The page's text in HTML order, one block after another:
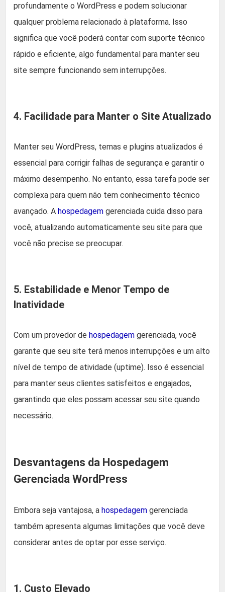
profundamente o WordPress e podem solucionar
qualquer problema relacionado à plataforma. Isso
significa que você poderá contar com suporte técnico
rápido e eficiente, algo fundamental para manter seu
site sempre funcionando sem interrupções.
4. Facilidade para Manter o Site Atualizado
Manter seu WordPress, temas e plugins atualizados é
essencial para corrigir falhas de segurança e garantir o
máximo desempenho. No entanto, essa tarefa pode ser
complexa para quem não tem conhecimento técnico
avançado. A hospedagem gerenciada cuida disso para
você, atualizando automaticamente seu site para que
você não precise se preocupar.
5. Estabilidade e Menor Tempo de
Inatividade
Com um provedor de hospedagem gerenciada, você
garante que seu site terá menos interrupções e um alto
nível de tempo de atividade (uptime). Isso é essencial
para manter seus clientes satisfeitos e engajados,
garantindo que eles possam acessar seu site quando
necessário.
Desvantagens da Hospedagem
Gerenciada WordPress
Embora seja vantajosa, a hospedagem gerenciada
também apresenta algumas limitações que você deve
considerar antes de optar por esse serviço.
1. Custo Elevado